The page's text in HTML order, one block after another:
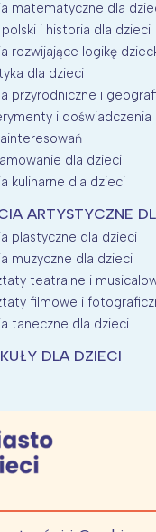
matematyczne dla
polski i historia dla dzieci
rozwijające logikę
dla dzieci
przyrodniczne i
i doświadczenia
dla dzieci
kulinarne dla dzieci
ARTYSTYCZNE
plastyczne dla dzieci
muzyczne dla dzieci
teatralne i
filmowe i
taneczne dla dzieci
DLA DZIECI